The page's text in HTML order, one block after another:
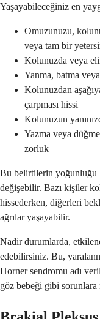
Yaşayabileceğiniz en
Omuzunuzu,
veya tam bir
Kolunuzda veya
Yanma, batma
Kolunuzdan
çarpması hissi
Kolunuzun
Yazma veya
zorluk
Bu belirtilerin yoğunluğu
değişebilir. Bazı kişiler
hissederken, diğerleri
ağrılar yaşayabilir.
Nadir durumlarda,
edebilirsiniz. Bu,
Horner sendromu adı
göz bebeği gibi sorunlara